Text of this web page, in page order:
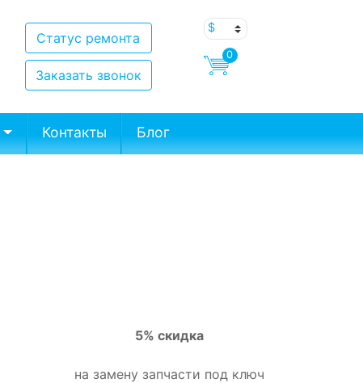
Статус ремонта
Заказать звонок
0
Контакты Блог
5% скидка
на замену запчасти под ключ